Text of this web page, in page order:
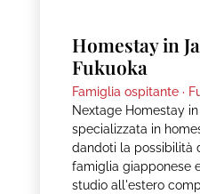
Homestay in
Fukuoka
Famiglia ospitante ·
Nextage Homestay
specializzata in
dandoti la possibilità
famiglia giapponese
studio all'estero